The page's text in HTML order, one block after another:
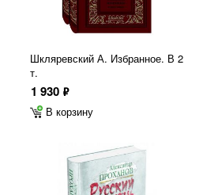
Шкляревский А. Избранное. В 2
т.
1 930 ф
В корзину